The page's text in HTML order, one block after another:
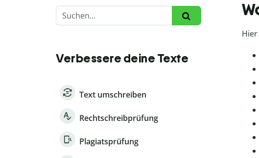
Verbessere deine Texte
Text umschreiben
Rechtschreibprüfung
Plagiatsprüfung